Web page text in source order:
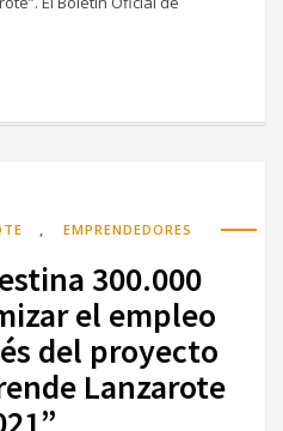
, EMPRENDEDORES
300.000
el empleo
del proyecto
Lanzarote